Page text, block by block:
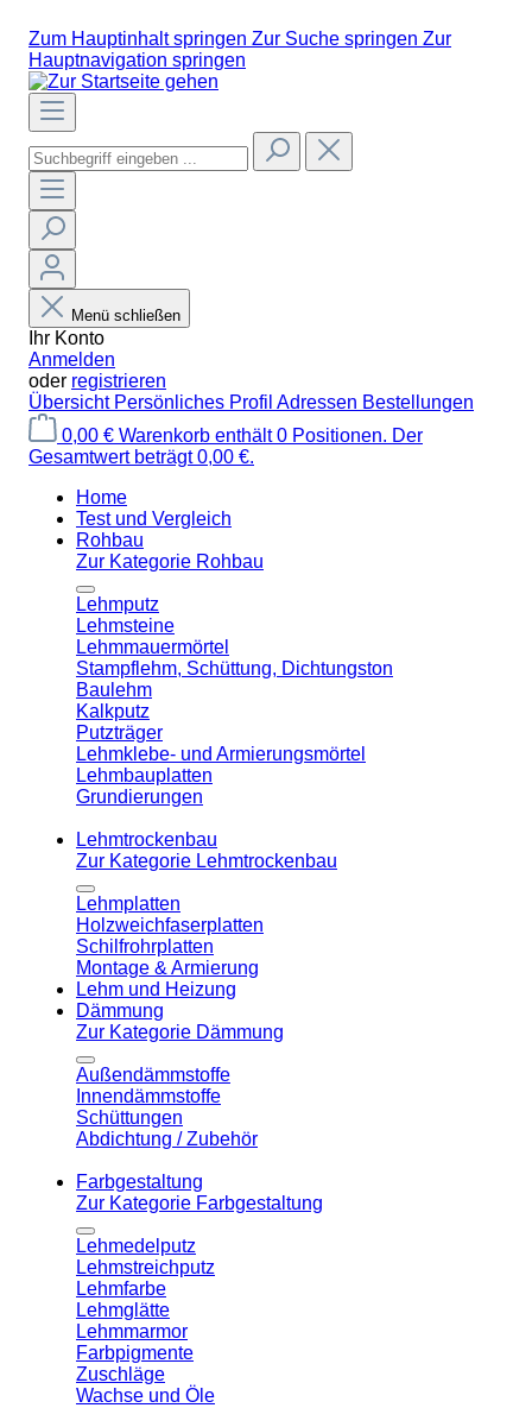
Zum Hauptinhalt springen Zur Suche springen Zur
Hauptnavigation springen
Menü schließen
Ihr Konto
Anmelden
oder registrieren
Übersicht Persönliches Profil Adressen Bestellungen
0,00 € Warenkorb enthält 0 Positionen. Der
Gesamtwert beträgt 0,00 €.
Home
Test und Vergleich
Rohbau
Zur Kategorie Rohbau
Lehmputz
Lehmsteine
Lehmmauermörtel
Stampflehm, Schüttung, Dichtungston
Baulehm
Kalkputz
Putzträger
Lehmklebe- und Armierungsmörtel
Lehmbauplatten
Grundierungen
Lehmtrockenbau
Zur Kategorie Lehmtrockenbau
Lehmplatten
Holzweichfaserplatten
Schilfrohrplatten
Montage & Armierung
Lehm und Heizung
Dämmung
Zur Kategorie Dämmung
Außendämmstoffe
Innendämmstoffe
Schüttungen
Abdichtung / Zubehör
Farbgestaltung
Zur Kategorie Farbgestaltung
Lehmedelputz
Lehmstreichputz
Lehmfarbe
Lehmglätte
Lehmmarmor
Farbpigmente
Zuschläge
Wachse und Öle